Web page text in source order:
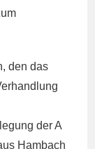
den das
der A
Hambach